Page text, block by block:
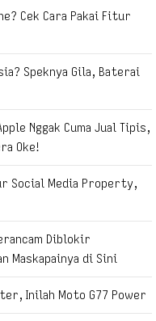
Cek Cara Pakai Fitur
Speknya Gila, Baterai
Nggak Cuma Jual Tipis,
Oke!
Social Media Property,
Diblokir
Maskapainya di Sini
Inilah Moto G77 Power